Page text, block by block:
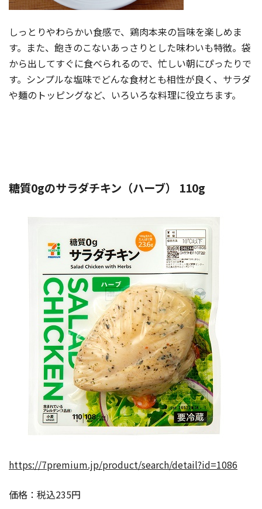
しっとりやわらかい食感で、鶏肉本来の旨味を楽しめま
す。また、飽きのこないあっさりとした味わいも特徴。袋
から出してすぐに食べられるので、忙しい朝にぴったりで
す。シンプルな塩味でどんな食材とも相性が良く、サラダ
や麺のトッピングなど、いろいろな料理に役立ちます。
糖質0gのサラダチキン（ハーブ） 110g
https://7premium.jp/product/search/detail?id=1086
価格：税込235円